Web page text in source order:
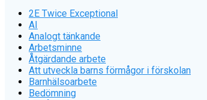
2E Twice Exceptional
AI
Analogt tänkande
Arbetsminne
Åtgärdande arbete
Att utveckla barns förmågor i förskolan
Barnhälsoarbete
Bedömning